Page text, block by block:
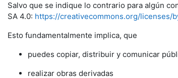
Salvo que se indique lo contrario para algún
SA 4.0: https://creativecommons.org/licenses/
Esto fundamentalmente implica, que
puedes copiar, distribuir y comunicar
realizar obras derivadas